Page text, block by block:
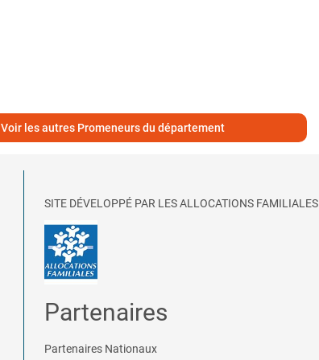
Voir les autres Promeneurs du département
SITE DÉVELOPPÉ PAR LES ALLOCATIONS FAMILIALES
Partenaires
Partenaires Nationaux